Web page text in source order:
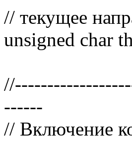
// текущее
unsigned char
------
// Включение